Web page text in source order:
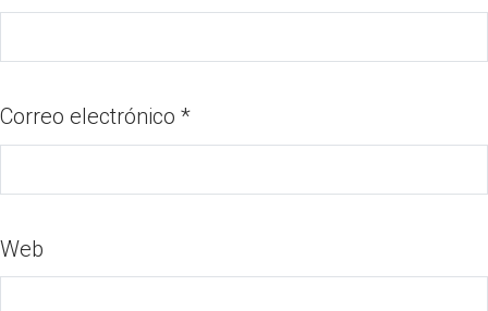
Correo electrónico *
Web